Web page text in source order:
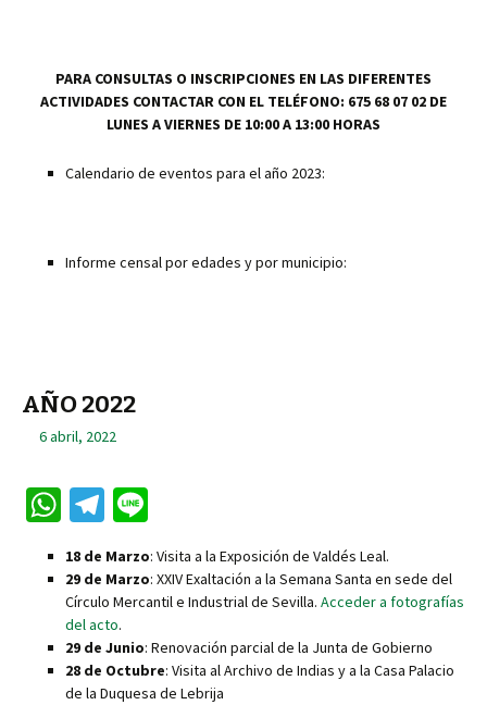
PARA CONSULTAS O INSCRIPCIONES EN LAS DIFERENTES
ACTIVIDADES CONTACTAR CON EL TELÉFONO: 675 68 07 02 DE
LUNES A VIERNES DE 10:00 A 13:00 HORAS
Calendario de eventos para el año 2023:
Informe censal por edades y por municipio:
AÑO 2022
6 abril, 2022
W
h
at
sA
p
p
Te
le
gr
a
m
n
e
18 de Marzo: Visita a la Exposición de Valdés Leal.
29 de Marzo: XXIV Exaltación a la Semana Santa en sede del
Círculo Mercantil e Industrial de Sevilla. Acceder a fotografías
del acto.
29 de Junio: Renovación parcial de la Junta de Gobierno
28 de Octubre: Visita al Archivo de Indias y a la Casa Palacio
de la Duquesa de Lebrija